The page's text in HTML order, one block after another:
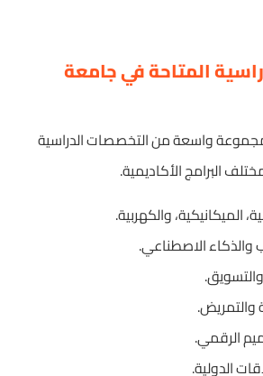
المتاحة في جامعة
واسعة من التخصصات الدراسية
البرامج الأكاديمية.
الميكانيكية، والكهربية.
الاصطناعي.
والتمريض.
الرقمي.
الدولية.